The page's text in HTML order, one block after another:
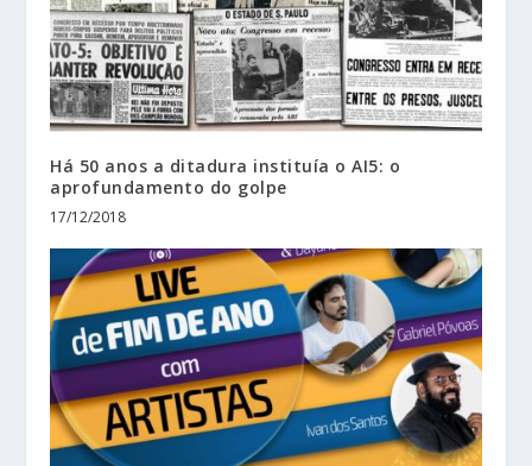
Há 50 anos a ditadura instituía o AI5: o
aprofundamento do golpe
17/12/2018